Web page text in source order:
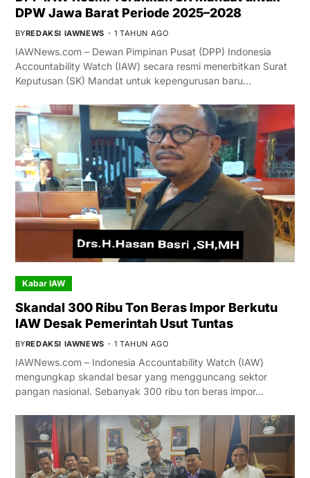
DPW Jawa Barat Periode 2025–2028
BYREDAKSI IAWNEWS 1 TAHUN AGO
IAWNews.com – Dewan Pimpinan Pusat (DPP) Indonesia
Accountability Watch (IAW) secara resmi menerbitkan Surat
Keputusan (SK) Mandat untuk kepengurusan baru…
Kabar IAW
Skandal 300 Ribu Ton Beras Impor Berkutu
IAW Desak Pemerintah Usut Tuntas
BYREDAKSI IAWNEWS 1 TAHUN AGO
IAWNews.com – Indonesia Accountability Watch (IAW)
mengungkap skandal besar yang mengguncang sektor
pangan nasional. Sebanyak 300 ribu ton beras impor…